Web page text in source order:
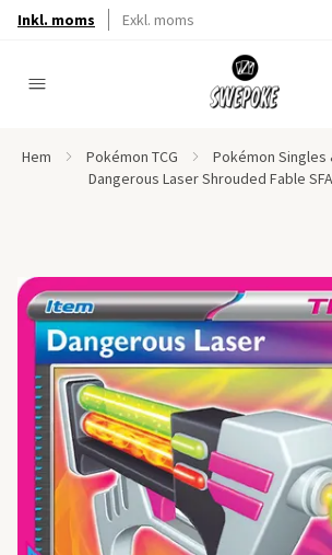
Inkl. moms Exkl. moms
Hem Pokémon TCG
Pokémon Singles
Dangerous Laser Shrouded Fable